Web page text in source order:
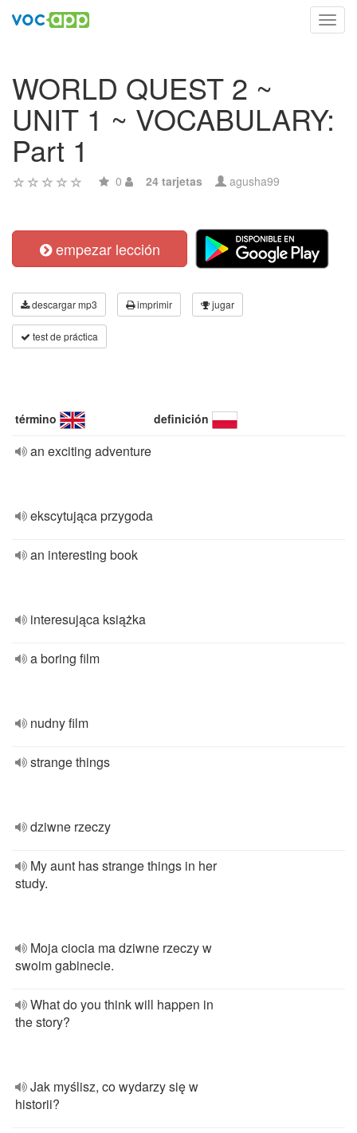
WORLD QUEST 2 ~
UNIT 1 ~ VOCABULARY:
Part 1
0 24 tarjetas agusha99
empezar lección
descargar mp3 imprimir jugar
test de práctica
término definición
an exciting adventure
ekscytująca przygoda
an interesting book
interesująca książka
a boring film
nudny film
strange things
dziwne rzeczy
My aunt has strange things in her
study.
Moja ciocia ma dziwne rzeczy w
swoim gabinecie.
What do you think will happen in
the story?
Jak myślisz, co wydarzy się w
historii?